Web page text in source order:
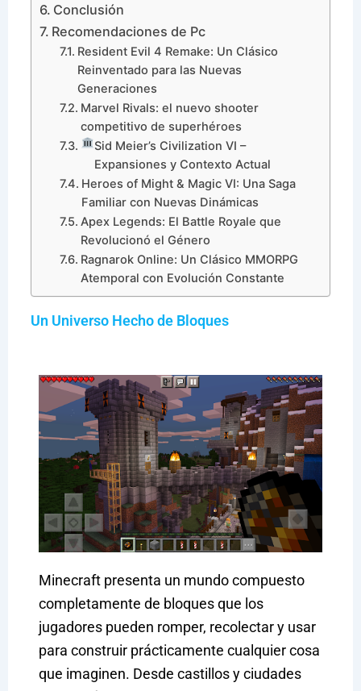
Conclusión
Recomendaciones de Pc
Resident Evil 4 Remake: Un Clásico
Reinventado para las Nuevas
Generaciones
Marvel Rivals: el nuevo shooter
competitivo de superhéroes
Sid Meier’s Civilization VI –
Expansiones y Contexto Actual
Heroes of Might & Magic VI: Una Saga
Familiar con Nuevas Dinámicas
Apex Legends: El Battle Royale que
Revolucionó el Género
Ragnarok Online: Un Clásico MMORPG
Atemporal con Evolución Constante
Un Universo Hecho de Bloques
Minecraft presenta un mundo compuesto
completamente de bloques que los
jugadores pueden romper, recolectar y usar
para construir prácticamente cualquier cosa
que imaginen. Desde castillos y ciudades